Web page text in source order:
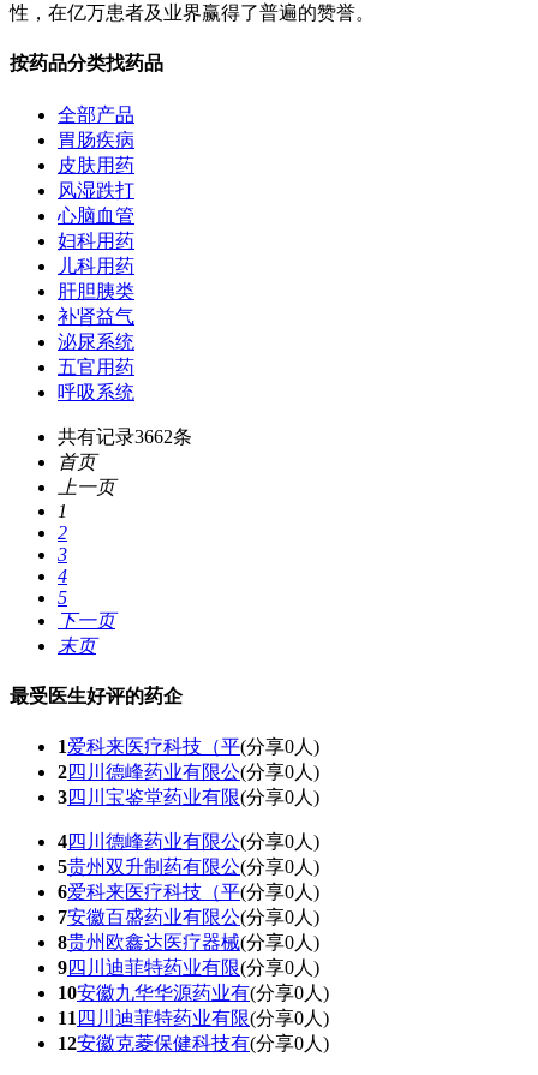
性，在亿万患者及业界赢得了普遍的赞誉。
按药品分类找药品
全部产品
胃肠疾病
皮肤用药
风湿跌打
心脑血管
妇科用药
儿科用药
肝胆胰类
补肾益气
泌尿系统
五官用药
呼吸系统
共有记录3662条
首页
上一页
1
2
3
4
5
下一页
末页
最受医生好评的药企
1爱科来医疗科技（平(分享0人)
2四川德峰药业有限公(分享0人)
3四川宝鉴堂药业有限(分享0人)
4四川德峰药业有限公(分享0人)
5贵州双升制药有限公(分享0人)
6爱科来医疗科技（平(分享0人)
7安徽百盛药业有限公(分享0人)
8贵州欧鑫达医疗器械(分享0人)
9四川迪菲特药业有限(分享0人)
10安徽九华华源药业有(分享0人)
11 四川迪菲特药业有限(分享0人)
12安徽克菱保健科技有(分享0人)